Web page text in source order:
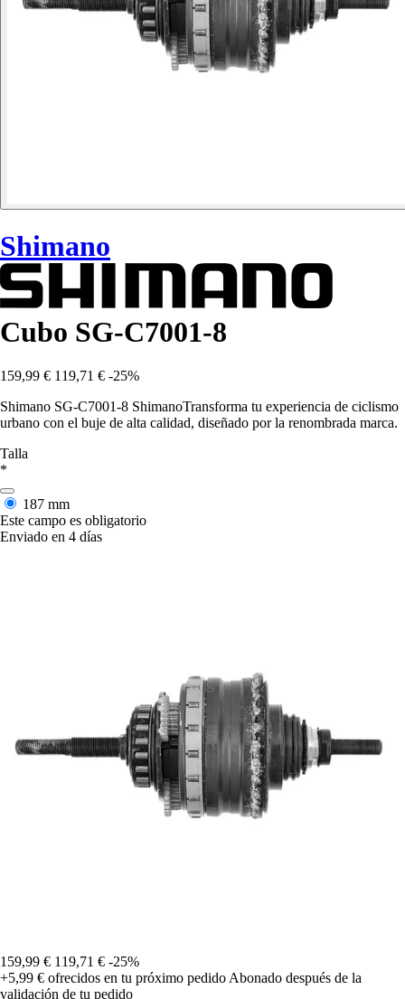
Shimano
Cubo SG-C7001-8
159,99 € 119,71 € -25%
Shimano SG-C7001-8 ShimanoTransforma tu experiencia de ciclismo
urbano con el buje de alta calidad, diseñado por la renombrada marca.
Talla
*
187 mm
Este campo es obligatorio
Enviado en 4 días
159,99 € 119,71 € -25%
+5,99 € ofrecidos en tu próximo pedido Abonado después de la
validación de tu pedido